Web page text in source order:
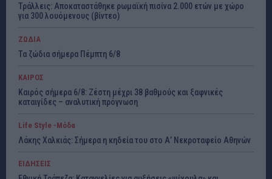
Τράλλεις: Αποκαταστάθηκε ρωμαϊκή πισίνα 2.000 ετών με χώρο
για 300 λουόμενους (βίντεο)
ΖΩΔΙΑ
Τα ζώδια σήμερα Πέμπτη 6/8
ΚΑΙΡΟΣ
Καιρός σήμερα 6/8: Ζέστη μέχρι 38 βαθμούς και ξαφνικές
καταιγίδες – αναλυτική πρόγνωση
Life Style -Μόδα
Λάκης Χαλκιάς: Σήμερα η κηδεία του στο Α’ Νεκροταφείο Αθηνών
ΕΙΔΗΣΕΙΣ